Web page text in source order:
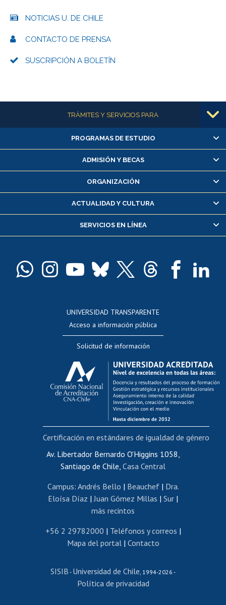
NOTICIAS U. DE CHILE
CONTACTO DE PRENSA
SUSCRIPCIÓN A BOLETÍN
Más informaciónTRÁMITES Y SERVICIOS PARA
Alumnas/os y exalumnas/os
Matrícula en línea
Inscripción y cambio de asignaturas
Consulta y certificado de notas
Servicio médico y dental
Pago de arancel y crédito alumnos
Docentes
Evaluación docente
Calificación académica
Postulación al AUCAI
Funcionarias/os
Cursos internos de capacitación
Bienestar del personal
Portal de movilidad interna
Certificado de renta
Certificado de renta honorarios
Editar páginas blancas
Extranjeras/os
Revalidación y reconocimiento de títulos
Postulación al Programa de Movilidad Estudiantil
Cursos de español
PROGRAMAS DE ESTUDIO
ADMISIÓN Y BECAS
ORGANIZACIÓN
ACTUALIDAD Y CULTURA
SERVICIOS EN LÍNEA
UNIVERSIDAD TRANSPARENTE
Acceso a información pública
Solicitud de información
Av. Libertador Bernardo O'Higgins 1058,
Santiago de Chile, Casa Central
Campus: Andrés Bello | Beauchef| Dra.
Eloísa Díaz |Juan Gómez Millas | Sur |
más recintos
+56 2 29782000 | Teléfonos y correos |
Mapa del portal| Contacto
SISIB - Universidad de Chile, 1994-2026 -
Política de privacidad
Certificación en estándares de igualdad de género